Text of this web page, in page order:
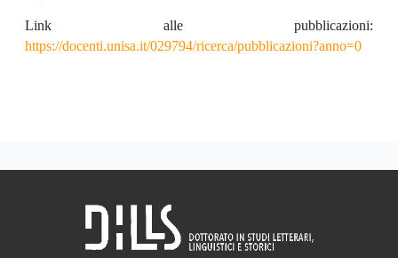
Link alle pubblicazioni:
https://docenti.unisa.it/029794/ricerca/pubblicazioni?anno=0